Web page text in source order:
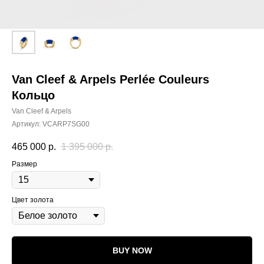
Van Cleef & Arpels Perlée Couleurs
Кольцо
Van Cleef & Arpels
Артикул: VCARP7SG00
465 000 р. 1 395 000 р.
Размер
Цвет золота
BUY NOW